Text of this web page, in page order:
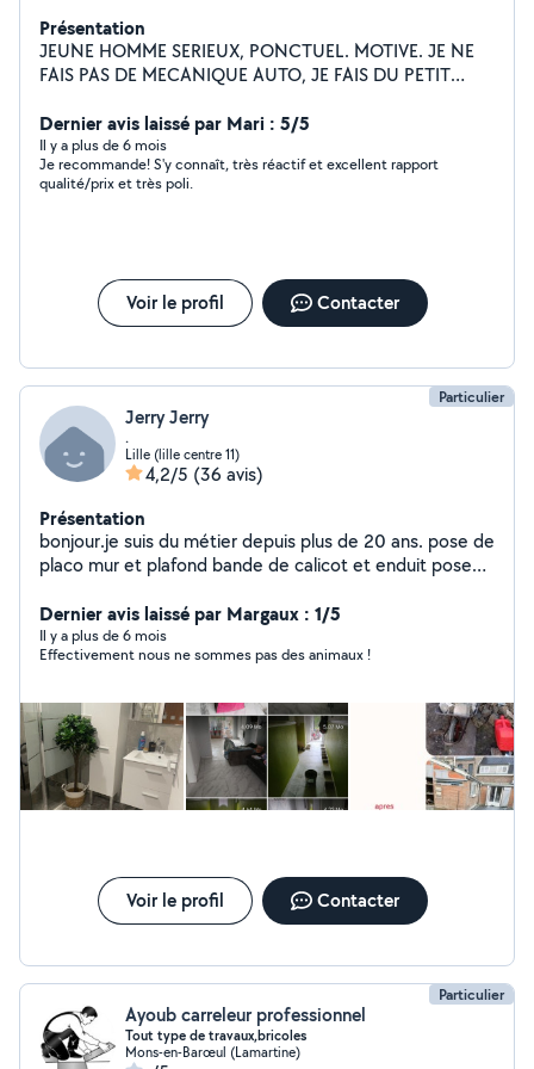
Présentation
JEUNE HOMME SERIEUX, PONCTUEL. MOTIVE. JE NE
FAIS PAS DE MECANIQUE AUTO, JE FAIS DU PETIT
DE TERRASSE ET MENAGE. CORDIALEMENT
Dernier avis laissé par Mari : 5/5
Il y a plus de 6 mois
Je recommande! S'y connaît, très réactif et excellent rapport
qualité/prix et très poli.
Voir le profil Contacter
Particulier
Jerry Jerry
.
Lille (lille centre 11)
4,2/5 (36 avis)
Présentation
bonjour.je suis du métier depuis plus de 20 ans. pose de
placo mur et plafond bande de calicot et enduit pose
receveur pose de vasque et meuble pose de WC pose
de parquet peinture montage de meuble cablage
électrique avec prise et applique ect.. spécialisé et
contacter pour plus de renseignements. Au plaisir
Dernier avis laissé par Margaux : 1/5
Il y a plus de 6 mois
Effectivement nous ne sommes pas des animaux !
Voir le profil Contacter
Particulier
Ayoub carreleur professionnel
Tout type de travaux,bricoles
Mons-en-Barœul (Lamartine)